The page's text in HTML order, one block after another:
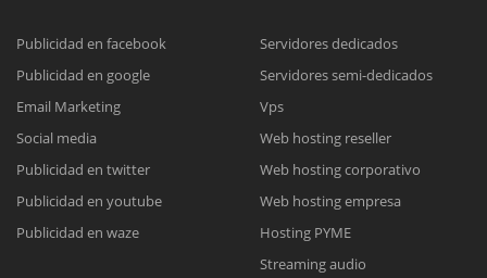
Reunión online
Meet para la reunión online.
Cotización
Chat Online
Todos nuestros ejecutivos están fuera de línea. Complete el formulario
Publicidad en facebook
Publicidad en google
Email Marketing
Social media
Publicidad en twitter
Publicidad en youtube
Publicidad en waze
Servidores dedicados
Servidores semi-dedicados
Vps
Web hosting reseller
Web hosting corporativo
Web hosting empresa
Hosting PYME
Streaming audio